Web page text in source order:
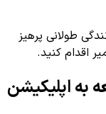
طولانی پرهیز
اقدام کنید.
به اپلیکیشن